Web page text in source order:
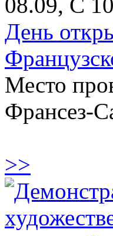
День
Место
Франсез-
>>